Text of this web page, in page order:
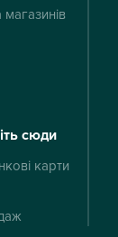
сюди
карти